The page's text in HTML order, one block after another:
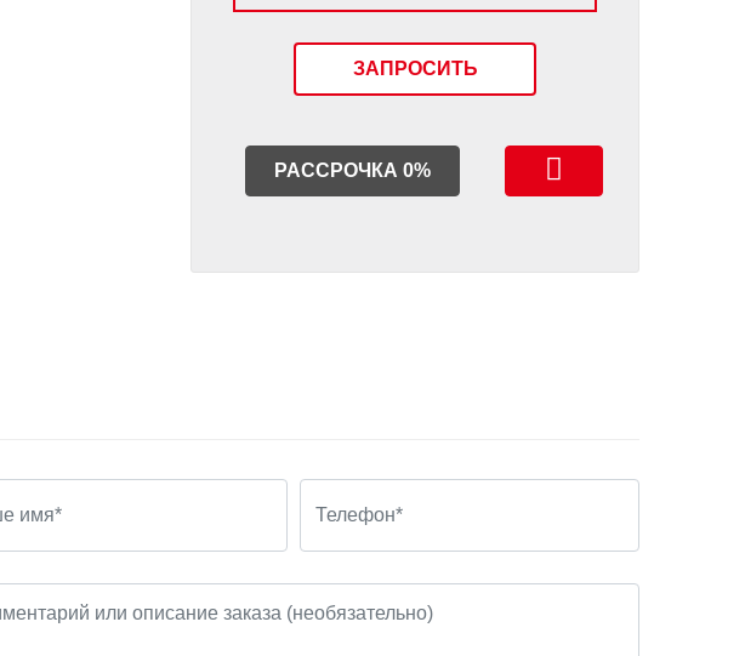
ЗАПРОСИТЬ
РАССРОЧКА 0%